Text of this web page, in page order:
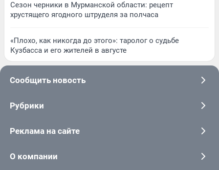
Сезон черники в Мурманской области: рецепт
хрустящего ягодного штруделя за полчаса
«Плохо, как никогда до этого»: таролог о судьбе
Кузбасса и его жителей в августе
Сообщить новость
Рубрики
Реклама на сайте
О компании